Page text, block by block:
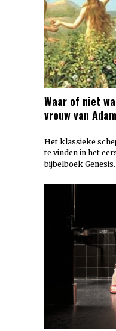
Waar of niet
vrouw van Adam
Het klassieke
te vinden in het
bijbelboek